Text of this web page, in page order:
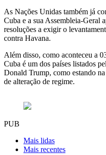
As Nações Unidas também já
Cuba e a sua Assembleia-Geral
resoluções a exigir o
contra Havana.
Além disso, como aconteceu a
Cuba é um dos países listados
Donald Trump, como estando
de alteração de regime.
PUB
Mais lidas
Mais recentes